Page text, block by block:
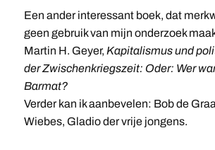
Een ander interessant boek, dat
geen gebruik van mijn onderzoek
Martin H. Geyer, Kapitalismus und
der Zwischenkriegszeit: Oder: Wer
Barmat?
Verder kan ik aanbevelen: Bob de
Wiebes, Gladio der vrije jongens.